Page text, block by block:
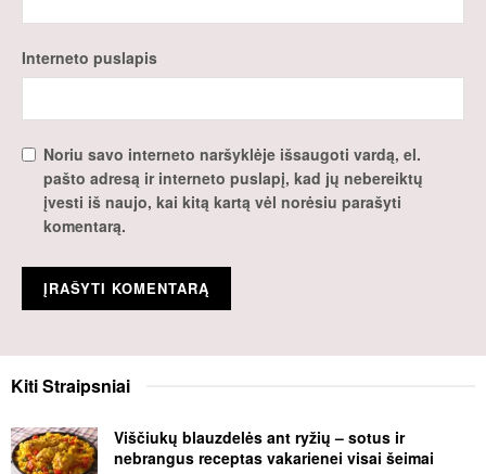
Interneto puslapis
Noriu savo interneto naršyklėje išsaugoti vardą, el.
pašto adresą ir interneto puslapį, kad jų nebereiktų
įvesti iš naujo, kai kitą kartą vėl norėsiu parašyti
komentarą.
KitiStraipsniai
Viščiukų blauzdelės ant ryžių – sotus ir
nebrangus receptas vakarienei visai šeimai